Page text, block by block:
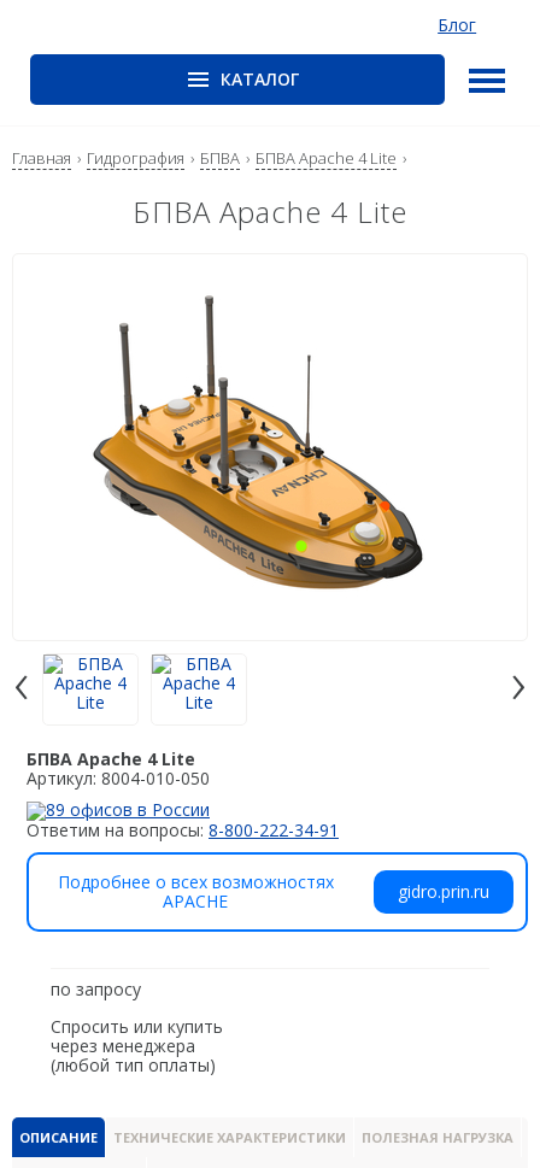
Блог
КАТАЛОГ
PrinCe
Spectra Precision
Руснавгеосеть
Тахеометры
Нивелиры
Мобильное лазерное сканирование
SLAM
Программы
Аксессуары для лазерного сканирования
Контроллеры
EFIX
Trimble
Модемы
Главная Гидрография БПВА БПВА Apache 4 Lite
БПВА Apache 4 Lite
‹ ›
БПВА Apache 4 Lite
Артикул: 8004-010-050
89 офисов в России
Ответим на вопросы: 8-800-222-34-91
Подробнее о всех возможностях
APACHE
gidro.prin.ru
по запросу
Спросить или купить
через менеджера
(любой тип оплаты)
ОПИСАНИЕ ТЕХНИЧЕСКИЕ ХАРАКТЕРИСТИКИ ПОЛЕЗНАЯ НАГРУЗКА